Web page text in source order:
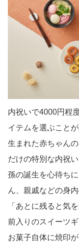
内祝いで4000円程
イテムを選ぶことが
生まれた赤ちゃん
だけの特別な内祝い
孫の誕生を心待ち
ん、親戚などの身
「あとに残ると気
前入りのスイーツ
お菓子自体に焼印